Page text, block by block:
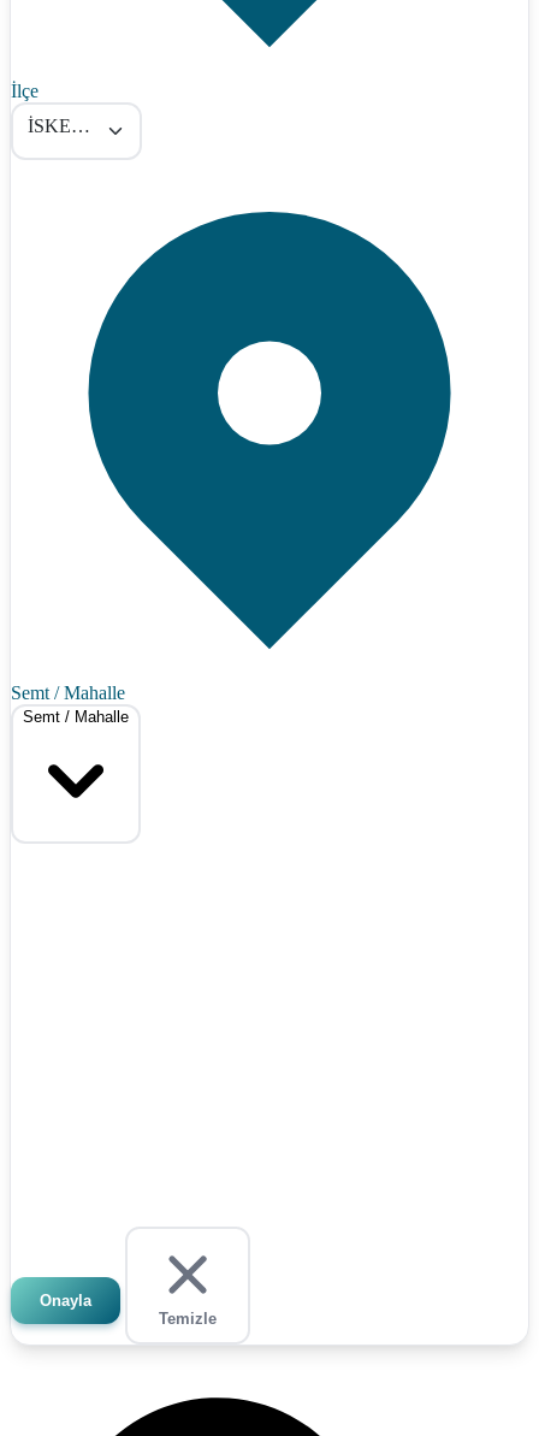
İlçe
İSKENDERUN
Semt / Mahalle
Semt / Mahalle
Onayla
Temizle